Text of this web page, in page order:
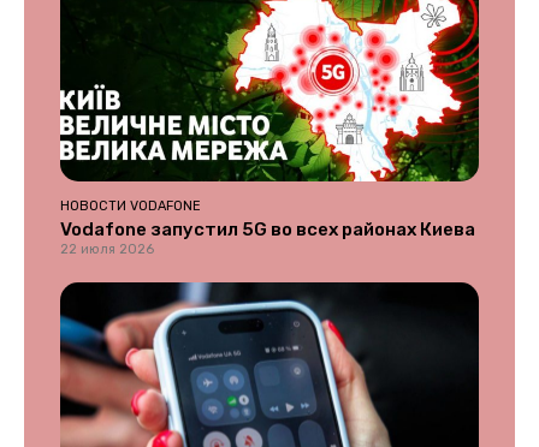
НОВОСТИ VODAFONE
Vodafone запустил 5G во всех районах Киева
22 июля 2026